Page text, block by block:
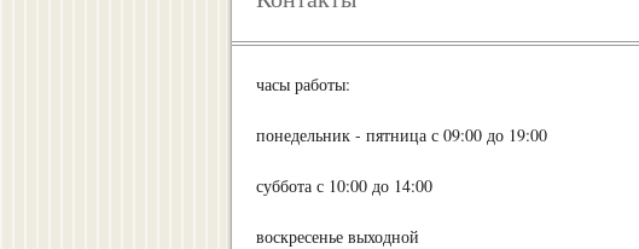
часы работы:
понедельник - пятница с 09:00 до 19:00
суббота с 10:00 до 14:00
воскресенье выходной